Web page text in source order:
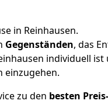
in Reinhausen.
Gegenständen, das
individuell ist
einzugehen.
zu den besten